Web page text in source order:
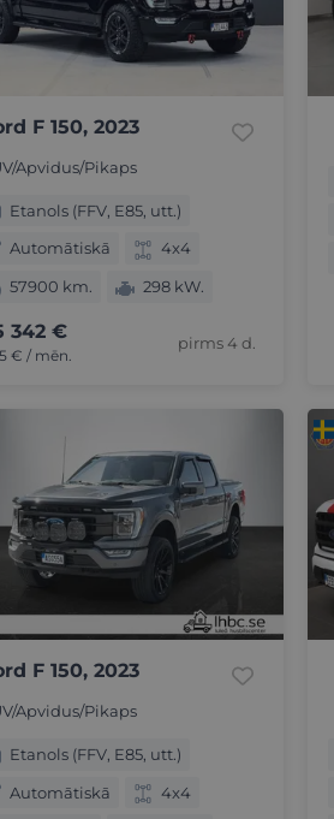
F 150, 2023
Apvidus/Pikaps
Etanols (FFV, E85, utt.)
Automātiskā
4x4
57900 km.
298 kW.
342 €
€ / mēn.
pirms 4 d.
F 150, 2023
Apvidus/Pikaps
Etanols (FFV, E85, utt.)
Automātiskā
4x4